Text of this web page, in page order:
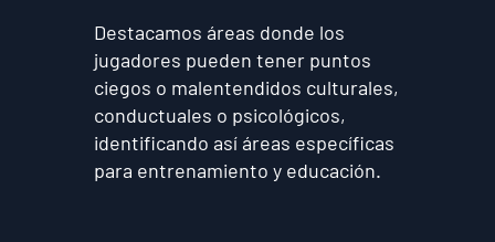
Destacamos áreas donde los
jugadores pueden tener puntos
ciegos o malentendidos culturales,
conductuales o psicológicos,
identificando así áreas específicas
para entrenamiento y educación.